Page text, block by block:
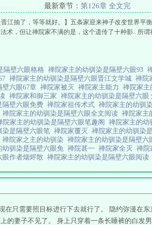
最新章节： 第126章 全文完
江抽了，等等就好。】五条家迎来神子改变世界平
术，但让禅院家不满的是，这个遗传了十种影.. 所
隔壁六眼格格 禅院家主的幼驯染是隔壁六眼93
禅院家主的幼驯染是隔壁六眼晋江文学城 禅院
壁六眼67章 禅院家被灭 禅院家主能力 禅院家主
禅院家和御三家 禅院家主的幼驯染是隔壁六眼
隔壁六眼免费 禅院家祖传术式 禅院家主的幼驯
禅院家主的幼驯染是隔壁六眼全文阅读 禅院家主
院家主的幼驯染是隔壁六眼笔趣阁 禅院家主的幼
染是隔壁六眼笔 禅院家覆灭 禅院家主的幼驯染
禅院家之主的幼驯染 禅院家主的幼驯染是隔壁六
幼驯染是隔壁六眼免 禅院甚一 禅院家全灭 禅院
眼作者烟烬散 禅院家主的幼驯染是隔壁六眼阅读
只需要照目标进行下去就行了。 隐约弥漫在
的妻子不见了。 身上只穿着一条长睡裤的白发